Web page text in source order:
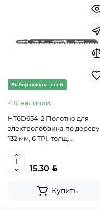
Выбор покупателей
В наличии
HT6D654-2 Полотно для
электролобзика по дереву
132 мм, 6 TPI, толщ.
быстрый рез, 2 шт,
HOEGERT, 5901867126672
15.30 BYN
Купить